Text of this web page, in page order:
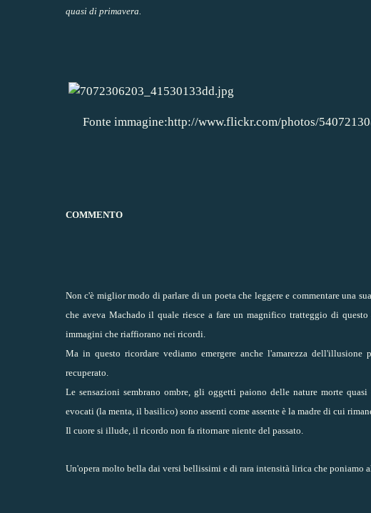
quasi di primavera.
Fonte immagine:http://www.flickr.com/photos/
COMMENTO
Non c'è miglior modo di parlare di un poeta che leggere e commentare una
che aveva Machado il quale riesce a fare un magnifico tratteggio di
immagini che riaffiorano nei ricordi.
Ma in questo ricordare vediamo emergere anche l'amarezza
recuperato.
Le sensazioni sembrano ombre, gli oggetti paiono delle nature morte
evocati (la menta, il basilico) sono assenti come assente è la madre di cui
Il cuore si illude, il ricordo non fa ritornare niente del passato.
Un'opera molto bella dai versi bellissimi e di rara intensità lirica che